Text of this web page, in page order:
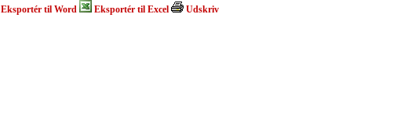
Eksportér til Word Eksportér til Excel
Udskriv